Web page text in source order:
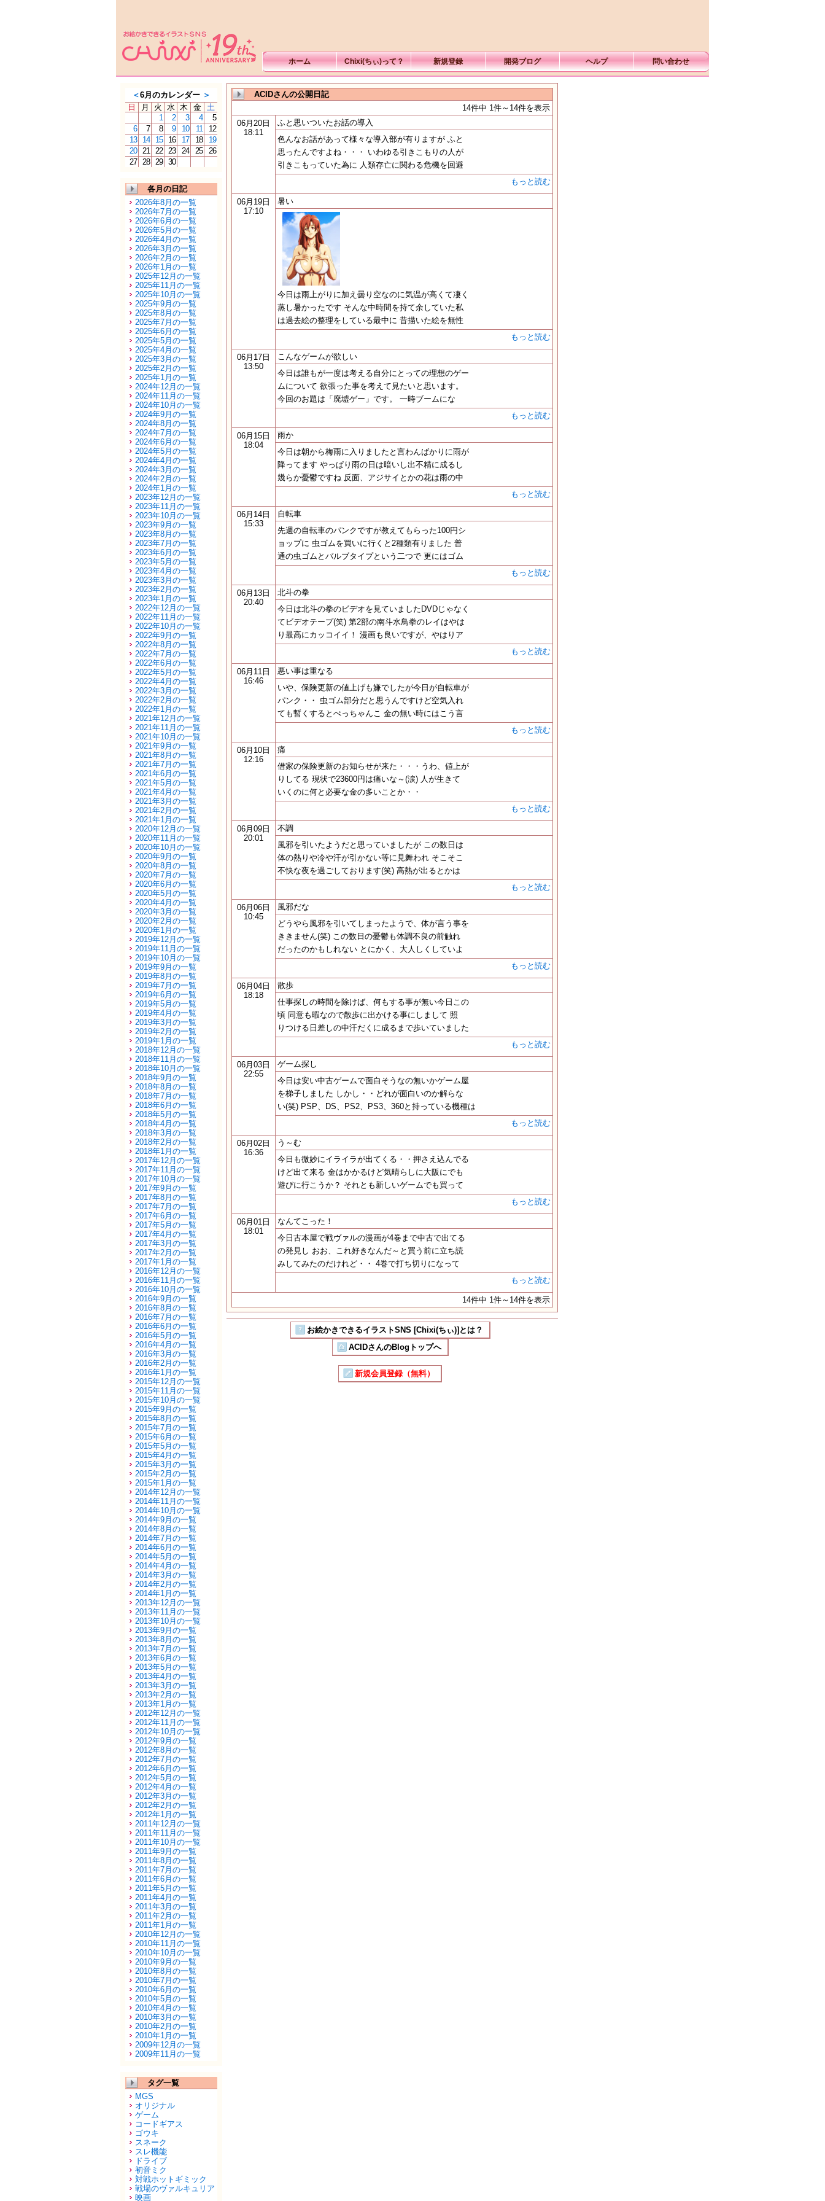
ホーム Chixi(ちぃ)って？ 新規登録 開発ブログ ヘルプ 問い合わせ
＜6月のカレンダー ＞
日
月 火 水 木 金 土
1
2 3 4
5
6
7 8 9 10 11
12
13
14 15 16 17 18
19
20 21 22 23 24 25
26
27 28 29 30
各月の日記
2026年8月の一覧
2026年7月の一覧
2026年6月の一覧
2026年5月の一覧
2026年4月の一覧
2026年3月の一覧
2026年2月の一覧
2026年1月の一覧
2025年12月の一覧
2025年11月の一覧
2025年10月の一覧
2025年9月の一覧
2025年8月の一覧
2025年7月の一覧
2025年6月の一覧
2025年5月の一覧
2025年4月の一覧
2025年3月の一覧
2025年2月の一覧
2025年1月の一覧
2024年12月の一覧
2024年11月の一覧
2024年10月の一覧
2024年9月の一覧
2024年8月の一覧
2024年7月の一覧
2024年6月の一覧
2024年5月の一覧
2024年4月の一覧
2024年3月の一覧
2024年2月の一覧
2024年1月の一覧
2023年12月の一覧
2023年11月の一覧
2023年10月の一覧
2023年9月の一覧
2023年8月の一覧
2023年7月の一覧
2023年6月の一覧
2023年5月の一覧
2023年4月の一覧
2023年3月の一覧
2023年2月の一覧
2023年1月の一覧
2022年12月の一覧
2022年11月の一覧
2022年10月の一覧
2022年9月の一覧
2022年8月の一覧
2022年7月の一覧
2022年6月の一覧
2022年5月の一覧
2022年4月の一覧
2022年3月の一覧
2022年2月の一覧
2022年1月の一覧
2021年12月の一覧
2021年11月の一覧
2021年10月の一覧
2021年9月の一覧
2021年8月の一覧
2021年7月の一覧
2021年6月の一覧
2021年5月の一覧
2021年4月の一覧
2021年3月の一覧
2021年2月の一覧
2021年1月の一覧
2020年12月の一覧
2020年11月の一覧
2020年10月の一覧
2020年9月の一覧
2020年8月の一覧
2020年7月の一覧
2020年6月の一覧
2020年5月の一覧
2020年4月の一覧
2020年3月の一覧
2020年2月の一覧
2020年1月の一覧
2019年12月の一覧
2019年11月の一覧
2019年10月の一覧
2019年9月の一覧
2019年8月の一覧
2019年7月の一覧
2019年6月の一覧
2019年5月の一覧
2019年4月の一覧
2019年3月の一覧
2019年2月の一覧
2019年1月の一覧
2018年12月の一覧
2018年11月の一覧
2018年10月の一覧
2018年9月の一覧
2018年8月の一覧
2018年7月の一覧
2018年6月の一覧
2018年5月の一覧
2018年4月の一覧
2018年3月の一覧
2018年2月の一覧
2018年1月の一覧
2017年12月の一覧
2017年11月の一覧
2017年10月の一覧
2017年9月の一覧
2017年8月の一覧
2017年7月の一覧
2017年6月の一覧
2017年5月の一覧
2017年4月の一覧
2017年3月の一覧
2017年2月の一覧
2017年1月の一覧
2016年12月の一覧
2016年11月の一覧
2016年10月の一覧
2016年9月の一覧
2016年8月の一覧
2016年7月の一覧
2016年6月の一覧
2016年5月の一覧
2016年4月の一覧
2016年3月の一覧
2016年2月の一覧
2016年1月の一覧
2015年12月の一覧
2015年11月の一覧
2015年10月の一覧
2015年9月の一覧
2015年8月の一覧
2015年7月の一覧
2015年6月の一覧
2015年5月の一覧
2015年4月の一覧
2015年3月の一覧
2015年2月の一覧
2015年1月の一覧
2014年12月の一覧
2014年11月の一覧
2014年10月の一覧
2014年9月の一覧
2014年8月の一覧
2014年7月の一覧
2014年6月の一覧
2014年5月の一覧
2014年4月の一覧
2014年3月の一覧
2014年2月の一覧
2014年1月の一覧
2013年12月の一覧
2013年11月の一覧
2013年10月の一覧
2013年9月の一覧
2013年8月の一覧
2013年7月の一覧
2013年6月の一覧
2013年5月の一覧
2013年4月の一覧
2013年3月の一覧
2013年2月の一覧
2013年1月の一覧
2012年12月の一覧
2012年11月の一覧
2012年10月の一覧
2012年9月の一覧
2012年8月の一覧
2012年7月の一覧
2012年6月の一覧
2012年5月の一覧
2012年4月の一覧
2012年3月の一覧
2012年2月の一覧
2012年1月の一覧
2011年12月の一覧
2011年11月の一覧
2011年10月の一覧
2011年9月の一覧
2011年8月の一覧
2011年7月の一覧
2011年6月の一覧
2011年5月の一覧
2011年4月の一覧
2011年3月の一覧
2011年2月の一覧
2011年1月の一覧
2010年12月の一覧
2010年11月の一覧
2010年10月の一覧
2010年9月の一覧
2010年8月の一覧
2010年7月の一覧
2010年6月の一覧
2010年5月の一覧
2010年4月の一覧
2010年3月の一覧
2010年2月の一覧
2010年1月の一覧
2009年12月の一覧
2009年11月の一覧
タグ一覧
MGS
オリジナル
ゲーム
コードギアス
ゴウキ
スネーク
スレ機能
ドライブ
初音ミク
対戦ホットギミック
戦場のヴァルキュリア
映画
ACIDさんの公開日記
14件中 1件～14件を表示
06月20日
18:11
ふと思いついたお話の導入
色んなお話があって様々な導入部が有りますが ふと
思ったんですよね・・・ いわゆる引きこもりの人が
引きこもっていた為に 人類存亡に関わる危機を回避
もっと読む
06月19日
17:10
暑い
今日は雨上がりに加え曇り空なのに気温が高くて凄く
蒸し暑かったです そんな中時間を持て余していた私
は過去絵の整理をしている最中に 昔描いた絵を無性
もっと読む
06月17日
13:50
こんなゲームが欲しい
今日は誰もが一度は考える自分にとっての理想のゲー
ムについて 欲張った事を考えて見たいと思います。
今回のお題は「廃墟ゲー」です。 一時ブームにな
もっと読む
06月15日
18:04
雨か
今日は朝から梅雨に入りましたと言わんばかりに雨が
降ってます やっぱり雨の日は暗いし出不精に成るし
幾らか憂鬱ですね 反面、アジサイとかの花は雨の中
もっと読む
06月14日
15:33
自転車
先週の自転車のパンクですが教えてもらった100円シ
ョップに 虫ゴムを買いに行くと2種類有りました 普
通の虫ゴムとバルブタイプという二つで 更にはゴム
もっと読む
06月13日
20:40
北斗の拳
今日は北斗の拳のビデオを見ていましたDVDじゃなく
てビデオテープ(笑) 第2部の南斗水鳥拳のレイはやは
り最高にカッコイイ！ 漫画も良いですが、やはりア
もっと読む
06月11日
16:46
悪い事は重なる
いや、保険更新の値上げも嫌でしたが今日が自転車が
パンク・・ 虫ゴム部分だと思うんですけど空気入れ
ても暫くするとぺっちゃんこ 金の無い時にはこう言
もっと読む
06月10日
12:16
痛
借家の保険更新のお知らせが来た・・・うわ、値上が
りしてる 現状で23600円は痛いな～(涙) 人が生きて
いくのに何と必要な金の多いことか・・
もっと読む
06月09日
20:01
不調
風邪を引いたようだと思っていましたが この数日は
体の熱りや冷や汗が引かない等に見舞われ そこそこ
不快な夜を過ごしております(笑) 高熱が出るとかは
もっと読む
06月06日
10:45
風邪だな
どうやら風邪を引いてしまったようで、体が言う事を
ききません(笑) この数日の憂鬱も体調不良の前触れ
だったのかもしれない とにかく、大人しくしていよ
もっと読む
06月04日
18:18
散歩
仕事探しの時間を除けば、何もする事が無い今日この
頃 同意も暇なので散歩に出かける事にしまして 照
りつける日差しの中汗だくに成るまで歩いていました
もっと読む
06月03日
22:55
ゲーム探し
今日は安い中古ゲームで面白そうなの無いかゲーム屋
を梯子しました しかし・・どれが面白いのか解らな
い(笑) PSP、DS、PS2、PS3、360と持っている機種は
もっと読む
06月02日
16:36
う～む
今日も微妙にイライラが出てくる・・押さえ込んでる
けど出て来る 金はかかるけど気晴らしに大阪にでも
遊びに行こうか？ それとも新しいゲームでも買って
もっと読む
06月01日
18:01
なんてこった！
今日古本屋で戦ヴァルの漫画が4巻まで中古で出てる
の発見し おお、これ好きなんだ～と買う前に立ち読
みしてみたのだけれど・・ 4巻で打ち切りになって
もっと読む
14件中 1件～14件を表示
お絵かきできるイラストSNS [Chixi(ちぃ)]とは？
ACIDさんのBlogトップへ
新規会員登録（無料）